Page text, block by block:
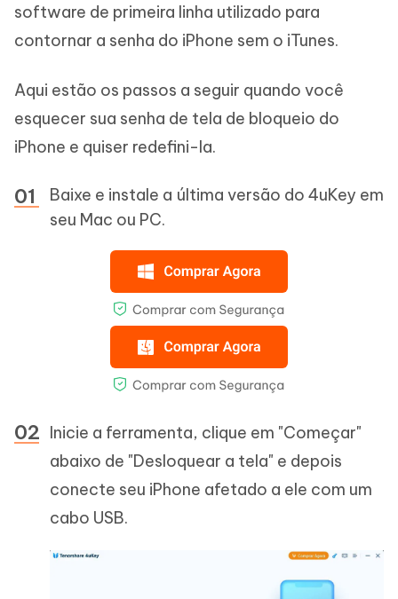
software de primeira linha utilizado para
contornar a senha do iPhone sem o iTunes.
Aqui estão os passos a seguir quando você
esquecer sua senha de tela de bloqueio do
iPhone e quiser redefini-la.
Baixe e instale a última versão do 4uKey em
seu Mac ou PC.
Inicie a ferramenta, clique em "Começar"
abaixo de "Desloquear a tela" e depois
conecte seu iPhone afetado a ele com um
cabo USB.